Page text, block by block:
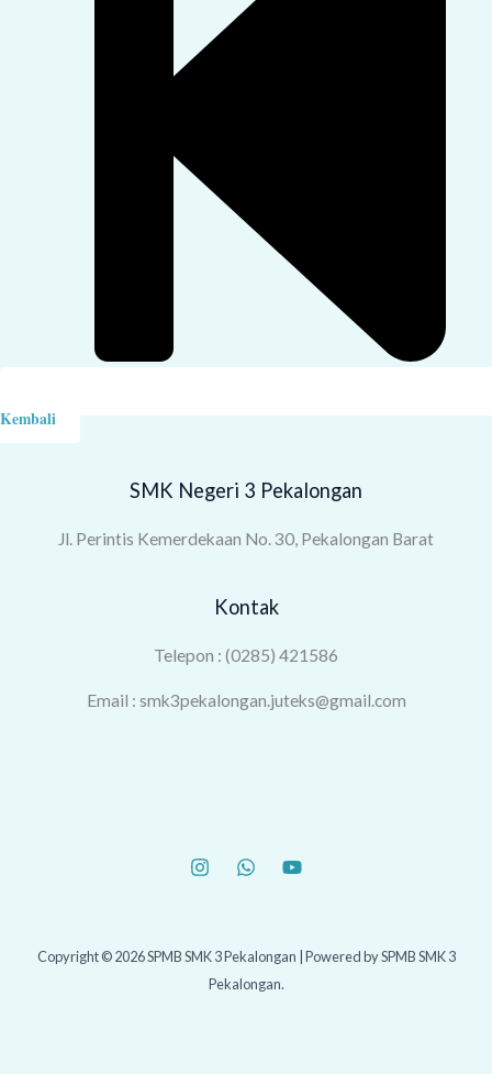
Kembali
SMK Negeri 3 Pekalongan
Jl. Perintis Kemerdekaan No. 30, Pekalongan Barat
Kontak
Telepon : (0285) 421586
Email : smk3pekalongan.juteks@gmail.com
Copyright © 2026 SPMB SMK 3 Pekalongan | Powered by SPMB SMK 3
Pekalongan.